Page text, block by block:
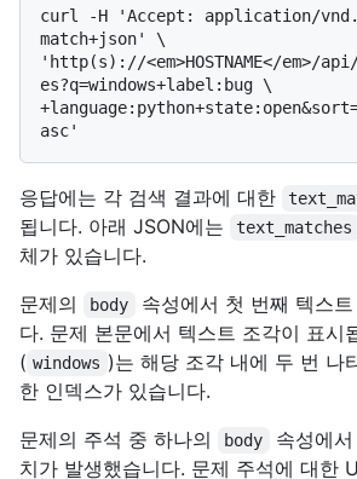
curl -H 'Accept: application/
match+json' \
'http(s)://<em>HOSTNAME</em>/
es?q=windows+label:bug \
응답에는 각 검색 결과에 대한
됩니다. 아래 JSON에는
text_matches
체가 있습니다.
문제의
body
속성에서 첫 번째 텍스
다. 문제 본문에서 텍스트 조각이 표시
( windows )는 해당 조각 내에 두 번 나
한 인덱스가 있습니다.
문제의 주석 중 하나의
body
속성에
치가 발생했습니다. 문제 주석에 대한